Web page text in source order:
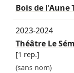
Bois de l'Aune
2023-2024
Théâtre Le
[1 rep.]
(sans nom)